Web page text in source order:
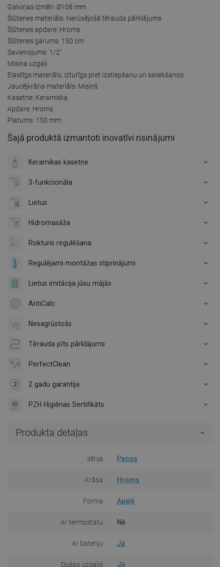
Galviņas izmēri: Ø108 mm
Šļūtenes materiāls: Nerūsējošā tērauda pārklājums
Šļūtenes apdare: Hroms
Šļūtenes garums: 150 cm
Savienojums: 1/2"
Misiņa uzgaļi
Elastīgs materiāls, izturīgs pret izstiepšanu un saliekšanos
Jaucējkrāna materiāls: Misiņš
Kasetne: Keramiska
Apdare: Hroms
Platums: 150 mm
Šajā produktā izmantoti inovatīvi risinājumi
Keramikas kasetne
3-funkcionāla
Lietus
Hidromasāža
Rokturis regulēšana
Regulējami montāžas stiprinājumi
Lietus imitācija jūsu mājās
AntiCalc
Nesagrūstošs
Tērauda pīts pārklājums
PerfectClean
2 gadu garantija
PZH Higiēnas Sertifikāts
Produkta detaļas
sērija Pecos
Krāsa Hroms
Forma Apaļš
Ar termostatu Nē
Ar bateriju Jā
Dušas uzgalis Jā